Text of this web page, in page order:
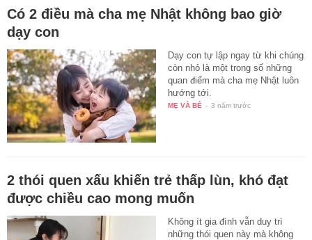
Có 2 điều mà cha mẹ Nhật không bao giờ
dạy con
Dạy con tự lập ngay từ khi chúng
còn nhỏ là một trong số những
quan điểm mà cha mẹ Nhật luôn
hướng tới.
MẸ VÀ BÉ - 3 năm trước
2 thói quen xấu khiến trẻ thấp lùn, khó đạt
được chiều cao mong muốn
Không ít gia đình vẫn duy trì
những thói quen này mà không